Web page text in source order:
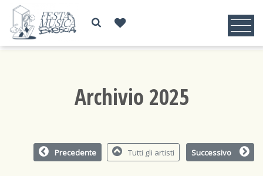
Archivio 2025
Precedente Tutti gli artisti Successivo